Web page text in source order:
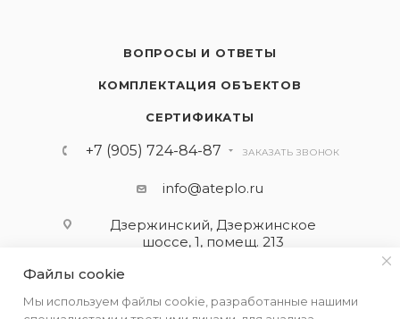
ВОПРОСЫ И ОТВЕТЫ
КОМПЛЕКТАЦИЯ ОБЪЕКТОВ
СЕРТИФИКАТЫ
+7 (905) 724-84-87 ЗАКАЗАТЬ ЗВОНОК
info@ateplo.ru
Дзержинский, Дзержинское
шоссе, 1, помещ. 213
Файлы cookie
Мы используем файлы cookie, разработанные нашими